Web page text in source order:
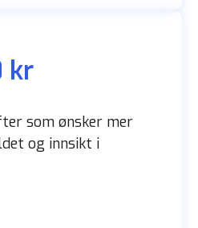
kr
som ønsker mer
og innsikt i